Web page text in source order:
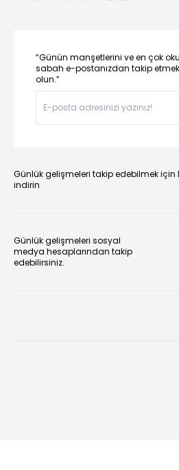
“Günün manşetlerini ve en çok
sabah e-postanızdan takip
olun.”
Günlük gelişmeleri takip edebilmek için
indirin
Günlük gelişmeleri sosyal
medya hesaplarından takip
edebilirsiniz.